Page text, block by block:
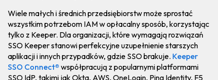
Wiele małych i średnich przedsiębiorstw może sprostać
wszystkim potrzebom IAM w opłacalny sposób, korzystając
tylko z Keeper. Dla organizacji, które wymagają rozwiązań
SSO Keeper stanowi perfekcyjne uzupełnienie starszych
aplikacji i innych przypadków, gdzie SSO brakuje. Keeper
SSO Connect® współpracują z popularnymi platformami
SSO IdP, takimi jak Okta, AWS, OneLogin, Ping Identity, F5